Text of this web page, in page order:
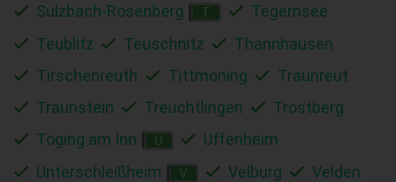
Sulzbach-Rosenberg
T
Tegernsee
Teublitz
Teuschnitz
Thannhausen
Tirschenreuth
Tittmoning
Traunreut
Traunstein
Treuchtlingen
Trostberg
Töging am Inn
U
Uffenheim
Unterschleißheim
V Velburg
Velden